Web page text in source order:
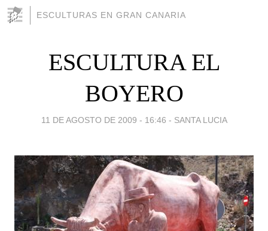
ESCULTURAS EN GRAN CANARIA
ESCULTURA EL
BOYERO
11 DE AGOSTO DE 2009 - 16:46 - SANTA LUCIA